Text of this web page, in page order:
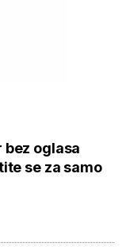
oglasa
se za samo